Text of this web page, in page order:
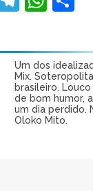
Um dos
Mix.
brasileiro.
de bom humor,
um dia perdido.
Oloko Mito.